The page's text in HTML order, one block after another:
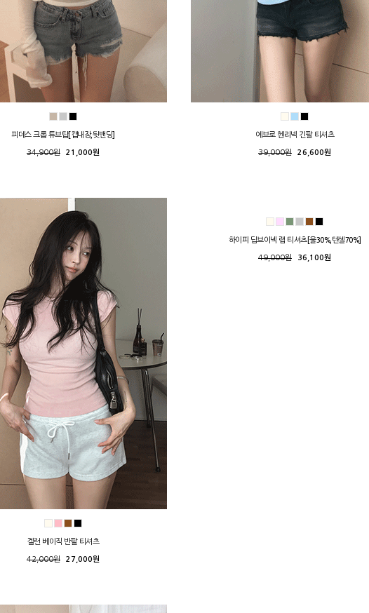
피데스 크롭 튜브탑[캡내장,뒷밴딩]
34,900원 21,000원
에브로 헨리넥 긴팔 티셔츠
39,000원 26,600원
겔런 베이직 반팔 티셔츠
42,000원 27,000원
하이피 딥브이넥 랩 티셔츠[울30%,텐셀70%]
49,000원 36,100원